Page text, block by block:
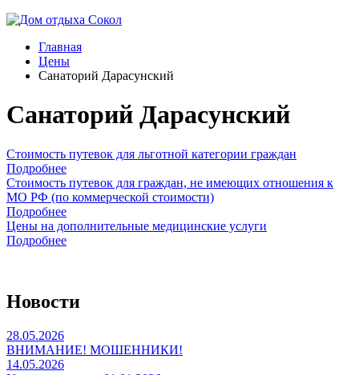
Главная
Цены
Санаторий Дарасунский
Санаторий Дарасунский
Стоимость путевок для льготной категории граждан
Подробнее
Стоимость путевок для граждан, не имеющих отношения к
МО РФ (по коммерческой стоимости)
Подробнее
Цены на дополнительные медицинские услуги
Подробнее
Новости
28.05.2026
ВНИМАНИЕ! МОШЕННИКИ!
14.05.2026